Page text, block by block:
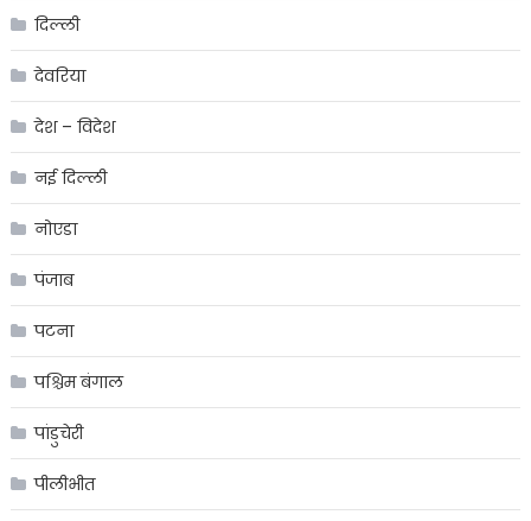
दिल्ली
देवरिया
देश – विदेश
नई दिल्ली
नोएडा
पंजाब
पटना
पश्चिम बंगाल
पांडुचेरी
पीलीभीत